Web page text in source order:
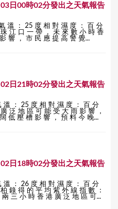
日00時02分發出之天氣報告
溫 ： 25 度 相 對 濕 度 ： 百 分
江 口 一 帶 ， 未 來 數 小 時 香
響 ， 市 民 應 提 高 警 覺...
日21時02分發出之天氣報告
溫 ： 25 度 相 對 濕 度 ： 百 分
泛 地 區 可 能 受 大 雨 影 響 ，
低 壓 槽 影 響 ， 預 料 今 晚...
日18時02分發出之天氣報告
溫 ： 26 度 相 對 濕 度 ： 百 分
錄 得 的 平 均 紫 外 線 指 數 ：
三 小 時 香 港 廣 泛 地 區 可...